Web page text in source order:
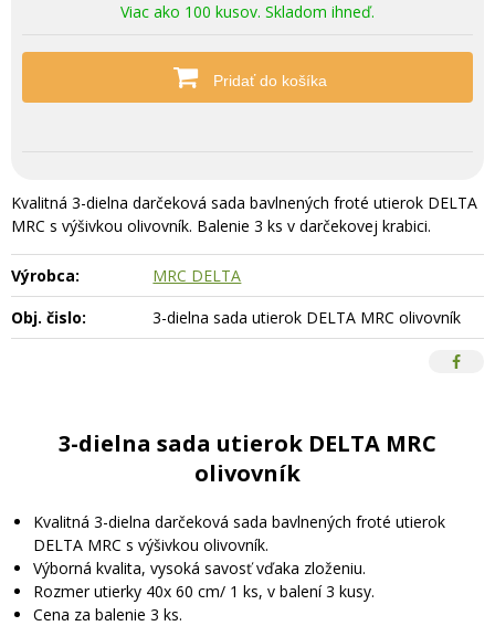
Viac ako 100 kusov. Skladom ihneď.
Pridať do košíka
Kvalitná 3-dielna darčeková sada bavlnených froté utierok DELTA
MRC s výšivkou olivovník. Balenie 3 ks v darčekovej krabici.
Výrobca:
MRC DELTA
Obj. čislo:
3-dielna sada utierok DELTA MRC olivovník
3-dielna sada utierok DELTA MRC
olivovník
Kvalitná 3-dielna darčeková sada bavlnených froté utierok
DELTA MRC s výšivkou olivovník.
Výborná kvalita, vysoká savosť vďaka zloženiu.
Rozmer utierky 40x 60 cm/ 1 ks, v balení 3 kusy.
Cena za balenie 3 ks.